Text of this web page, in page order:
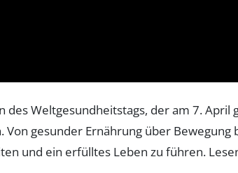
des Weltgesundheitstags, der am 7.
gesunder Ernährung über
und ein erfülltes Leben zu führen.